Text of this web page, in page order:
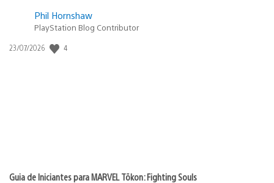
Phil Hornshaw
PlayStation Blog Contributor
Data
23/07/2026 4
Guia de Iniciantes para MARVEL Tōkon: Fighting Souls